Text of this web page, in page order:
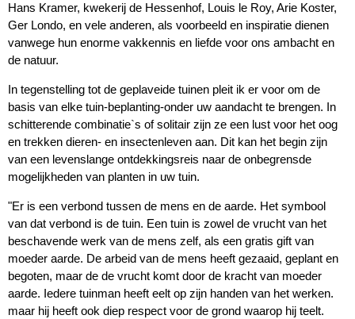
Hans Kramer, kwekerij de Hessenhof, Louis le Roy, Arie Koster,
Ger Londo, en vele anderen, als voorbeeld en inspiratie dienen
vanwege hun enorme vakkennis en liefde voor ons ambacht en
de natuur.
In tegenstelling tot de geplaveide tuinen pleit ik er voor om de
basis van elke tuin-beplanting-onder uw aandacht te brengen. In
schitterende combinatie`s of solitair zijn ze een lust voor het oog
en trekken dieren- en insectenleven aan. Dit kan het begin zijn
van een levenslange ontdekkingsreis naar de onbegrensde
mogelijkheden van planten in uw tuin.
"Er is een verbond tussen de mens en de aarde. Het symbool
van dat verbond is de tuin. Een tuin is zowel de vrucht van het
beschavende werk van de mens zelf, als een gratis gift van
moeder aarde. De arbeid van de mens heeft gezaaid, geplant en
begoten, maar de de vrucht komt door de kracht van moeder
aarde. Iedere tuinman heeft eelt op zijn handen van het werken.
maar hij heeft ook diep respect voor de grond waarop hij teelt.